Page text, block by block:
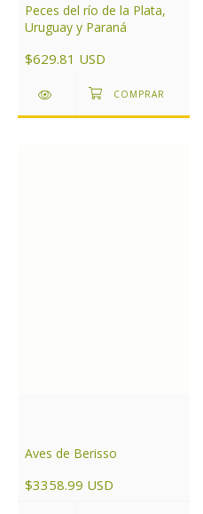
Peces del río de la Plata,
Uruguay y Paraná
$629.81 USD
Aves de Berisso
$3358.99 USD